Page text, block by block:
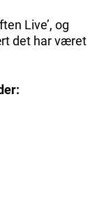
Live’, og
det har været